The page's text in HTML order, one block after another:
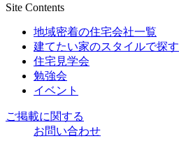
Site Contents
地域密着の住宅会社一覧
建てたい家のスタイルで探す
住宅見学会
勉強会
イベント
ご掲載に関する
お問い合わせ